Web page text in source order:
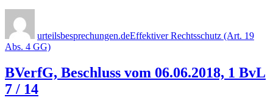
urteilsbesprechungen.deEffektiver Rechtsschutz (Art. 19
Abs. 4 GG)
BVerfG, Beschluss vom 06.06.2018, 1 BvL
7 / 14